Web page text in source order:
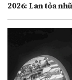
2026: Lan tỏa